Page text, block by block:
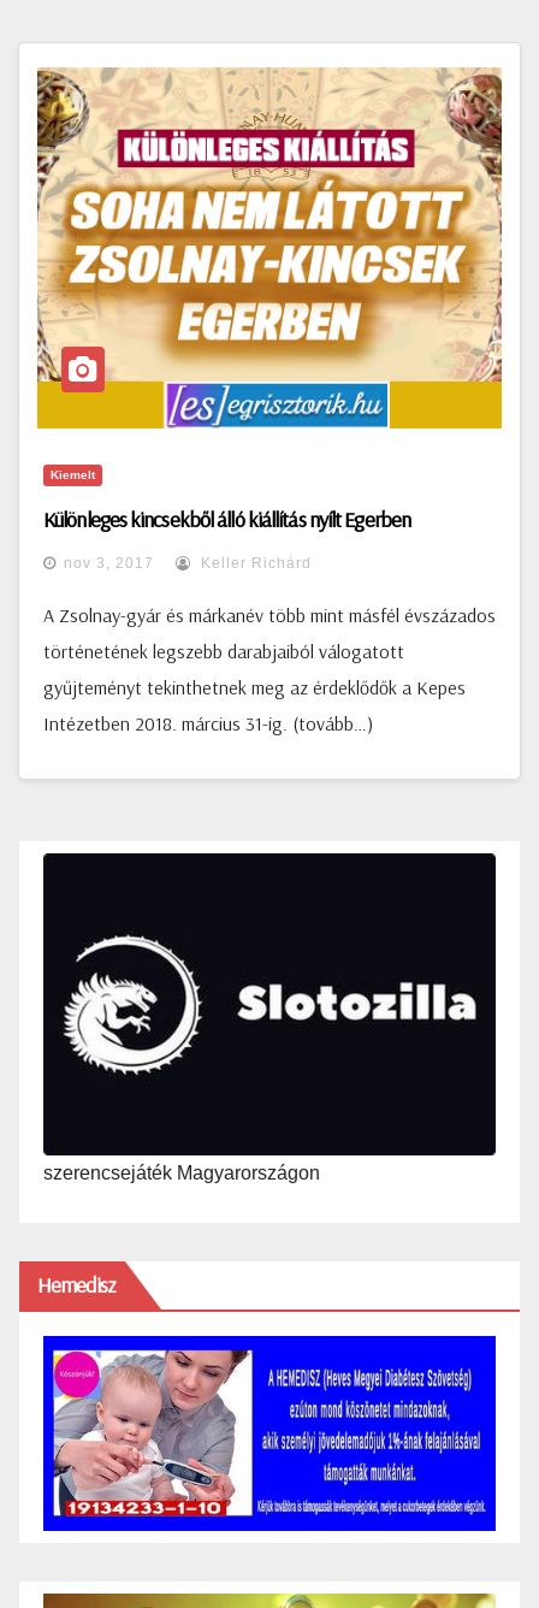
Kiemelt
Különleges kincsekből álló kiállítás nyílt Egerben
nov 3, 2017 Keller Richárd
A Zsolnay-gyár és márkanév több mint másfél évszázados
történetének legszebb darabjaiból válogatott
gyűjteményt tekinthetnek meg az érdeklődők a Kepes
Intézetben 2018. március 31-ig. (tovább…)
szerencsejáték Magyarországon
Hemedisz